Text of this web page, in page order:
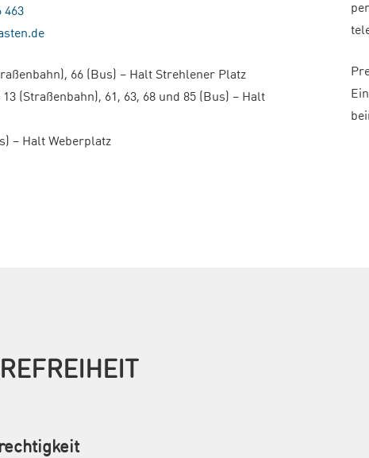
463
66 (Bus) – Halt Strehlener Platz
(Straßenbahn), 61, 63, 68 und 85 (Bus) – Halt
– Halt Weberplatz